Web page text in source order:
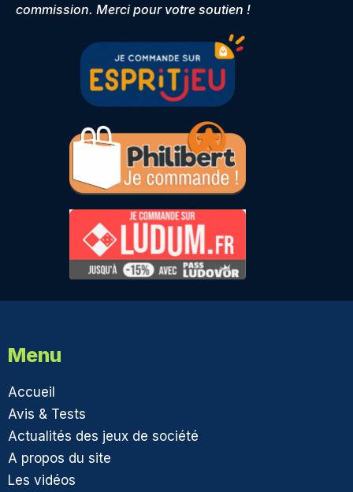
commission. Merci pour votre soutien !
Menu
Accueil
Avis & Tests
Actualités des jeux de société
A propos du site
Les vidéos